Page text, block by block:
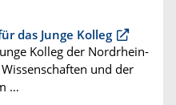
das Junge Kolleg
Kolleg der Nordrhein-
und der
…